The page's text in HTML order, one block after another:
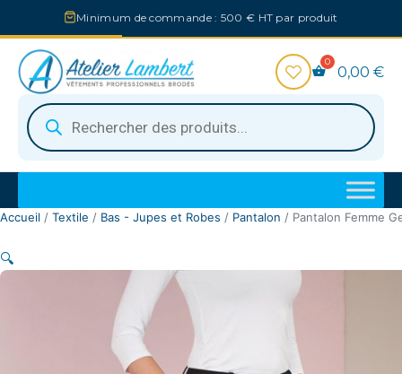
au
contenu
Minimum de commande : 500 € HT par produit
Recherche
de
produits
0,00 €
Accueil / Textile / Bas - Jupes et Robes / Pantalon / Pantalon Femme
🔍